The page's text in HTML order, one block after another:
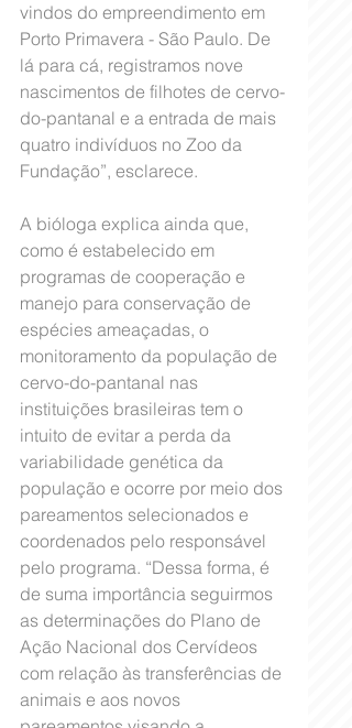
vindos do empreendimento em
Porto Primavera - São Paulo. De
lá para cá, registramos nove
nascimentos de filhotes de cervo-
do-pantanal e a entrada de mais
quatro indivíduos no Zoo da
Fundação”, esclarece.
A bióloga explica ainda que,
como é estabelecido em
programas de cooperação e
manejo para conservação de
espécies ameaçadas, o
monitoramento da população de
cervo-do-pantanal nas
instituições brasileiras tem o
intuito de evitar a perda da
variabilidade genética da
população e ocorre por meio dos
pareamentos selecionados e
coordenados pelo responsável
pelo programa. “Dessa forma, é
de suma importância seguirmos
as determinações do Plano de
Ação Nacional dos Cervídeos
com relação às transferências de
animais e aos novos